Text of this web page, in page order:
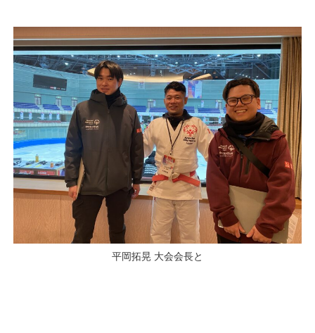
平岡拓晃 大会会長と